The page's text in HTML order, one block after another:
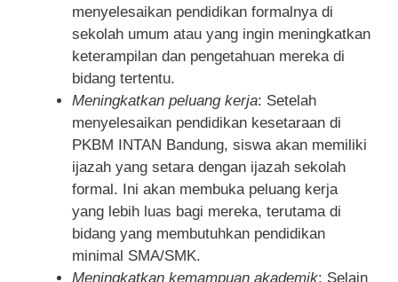
menyelesaikan pendidikan formalnya di
sekolah umum atau yang ingin meningkatkan
keterampilan dan pengetahuan mereka di
bidang tertentu.
Meningkatkan peluang kerja: Setelah
menyelesaikan pendidikan kesetaraan di
PKBM INTAN Bandung, siswa akan memiliki
ijazah yang setara dengan ijazah sekolah
formal. Ini akan membuka peluang kerja
yang lebih luas bagi mereka, terutama di
bidang yang membutuhkan pendidikan
minimal SMA/SMK.
Meningkatkan kemampuan akademik: Selain